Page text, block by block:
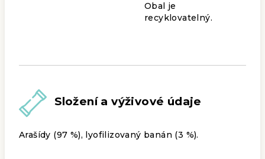
Obal je
recyklovatelný.
Složení a výživové údaje
Arašídy (97 %), lyofilizovaný banán (3 %).